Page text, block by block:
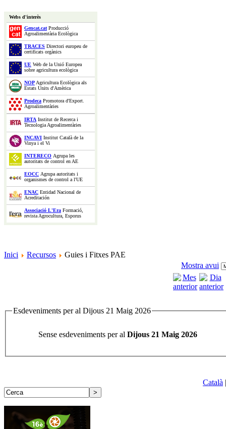
Webs d'interès
Gencat.catProducció
Agroalimentària Ecològica
TRACES Directori europeu de
certificats orgànics
UE Web de la Unió Europea
sobre agricultura ecològica
NOPAgricultura Ecològica als
Estats Units d'Amèrica
Prodeca Promotora d'Export.
Agroalimentàries
IRTA Institut de Recerca i
Tecnologia Agroalimentàries
INCAVI Institut Català de la
Vinya i el Vi
INTERECO Agrupa les
autoritats de control en AE
EOCC Agrupa autoritats i
organismes de control a l'UE
ENAC Entidad Nacional de
Acreditación
Associació L'Era Formació,
revista Agrocultura, Esporus
Inici Recursos
Guies i Fitxes PAE
Mostra avui
Esdeveniments per al Dijous 21 Maig 2026
Sense esdeveniments per al Dijous 21 Maig 2026
Català